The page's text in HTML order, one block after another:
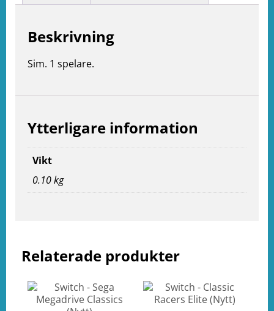
Relaterade produkter
Beskrivning
Sim. 1 spelare.
Ytterligare information
Vikt
0.10 kg